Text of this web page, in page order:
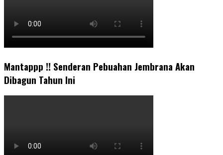
Mantappp !! Senderan Pebuahan Jembrana Akan
Dibagun Tahun Ini